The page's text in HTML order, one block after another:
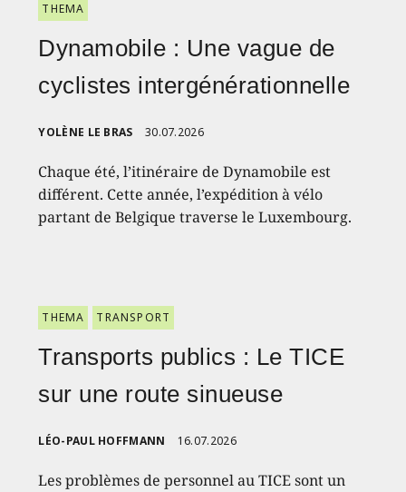
THEMA
Dynamobile : Une vague de
cyclistes intergénérationnelle
YOLÈNE LE BRAS 30.07.2026
Chaque été, l’itinéraire de Dynamobile est
différent. Cette année, l’expédition à vélo
partant de Belgique traverse le Luxembourg.
THEMA TRANSPORT
Transports publics : Le TICE
sur une route sinueuse
LÉO-PAUL HOFFMANN 16.07.2026
Les problèmes de personnel au TICE sont un